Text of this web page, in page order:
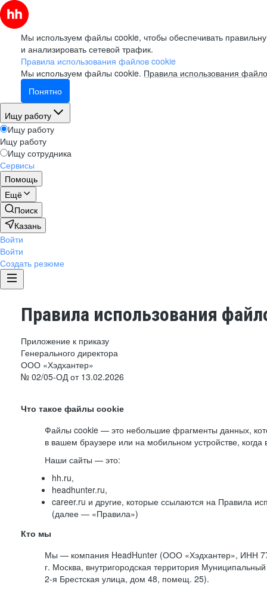
Мы используем файлы cookie, чтобы обеспечивать
и анализировать сетевой трафик.
Правила использования файлов cookie
Мы используем файлы cookie. Правила использования
Понятно
Ищу работу
Ищу работу
Ищу работу
Ищу сотрудника
Сервисы
Помощь
Ещё
Поиск
Казань
Войти
Войти
Создать резюме
Правила использования
Приложение к приказу
Генерального директора
ООО «Хэдхантер»
№ 02/05-ОД от 13.02.2026
Что такое файлы cookie
Файлы cookie — это небольшие фрагменты данных,
в вашем браузере или на мобильном устройстве,
Наши сайты — это:
hh.ru,
headhunter.ru,
career.ru и другие, которые ссылаются на Правила
(далее — «Правила»)
Кто мы
Мы — компания HeadHunter (ООО «Хэдхантер», ИНН
г. Москва, внутригородская территория Муниципальный
2-я Брестская улица, дом 48, помещ. 25).